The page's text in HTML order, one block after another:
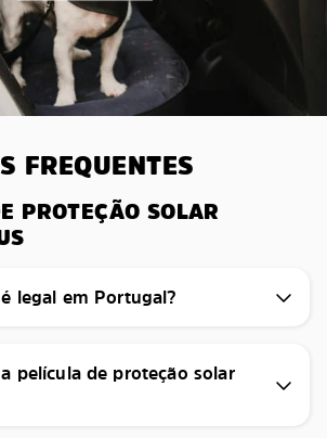
FREQUENTES
PROTEÇÃO SOLAR
legal em Portugal?
película de proteção solar